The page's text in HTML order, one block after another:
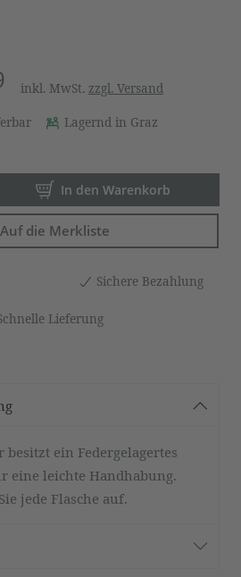
inkl. MwSt. zzgl. Versand
Lagernd in Graz
Anzahl: Gib den
In den Warenkorb
Auf die Merkliste
Sichere Bezahlung
Lieferung
ein Federgelagertes
eine leichte Handhabung.
jede Flasche auf.